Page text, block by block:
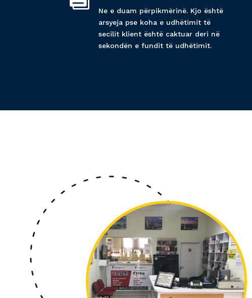
Ne e duam përpikmërinë. Kjo është
arsyeja pse koha e udhëtimit të
secilit klient është caktuar deri në
sekondën e fundit të udhëtimit.